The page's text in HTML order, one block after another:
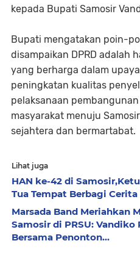
kepada Bupati Samosir
Bupati mengatakan poin-
disampaikan DPRD adalah
yang berharga dalam
peningkatan kualitas
pelaksanaan
masyarakat menuju
sejahtera dan bermartabat.
Lihat juga
HAN ke-42 di
Tua Tempat Berbagi
Marsada Band Meriahkan
Samosir di PRSU:
Bersama Penonton...